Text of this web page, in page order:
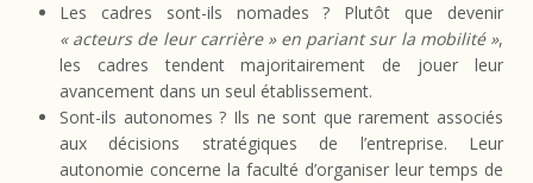
Les cadres sont-ils nomades ? Plutôt que devenir
« acteurs de leur carrière » en pariant sur la mobilité »,
les cadres tendent majoritairement de jouer leur
avancement dans un seul établissement.
Sont-ils autonomes ? Ils ne sont que rarement associés
aux décisions stratégiques de l’entreprise. Leur
autonomie concerne la faculté d’organiser leur temps de